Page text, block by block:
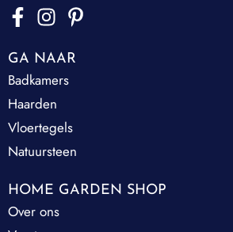
GA NAAR
Badkamers
Haarden
Vloertegels
Natuursteen
HOME GARDEN SHOP
Over ons